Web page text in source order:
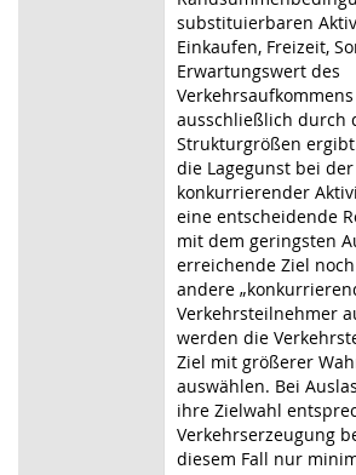
substituierbaren
Einkaufen, Freizeit,
Erwartungswert des
ausschließlich durch
Strukturgrößen
die Lagegunst bei
konkurrierender
eine entscheidende
mit dem geringsten
erreichende Ziel
andere
Verkehrsteilnehmer
werden die
Ziel mit größerer
auswählen. Bei
ihre Zielwahl
Verkehrserzeugung
diesem Fall nur